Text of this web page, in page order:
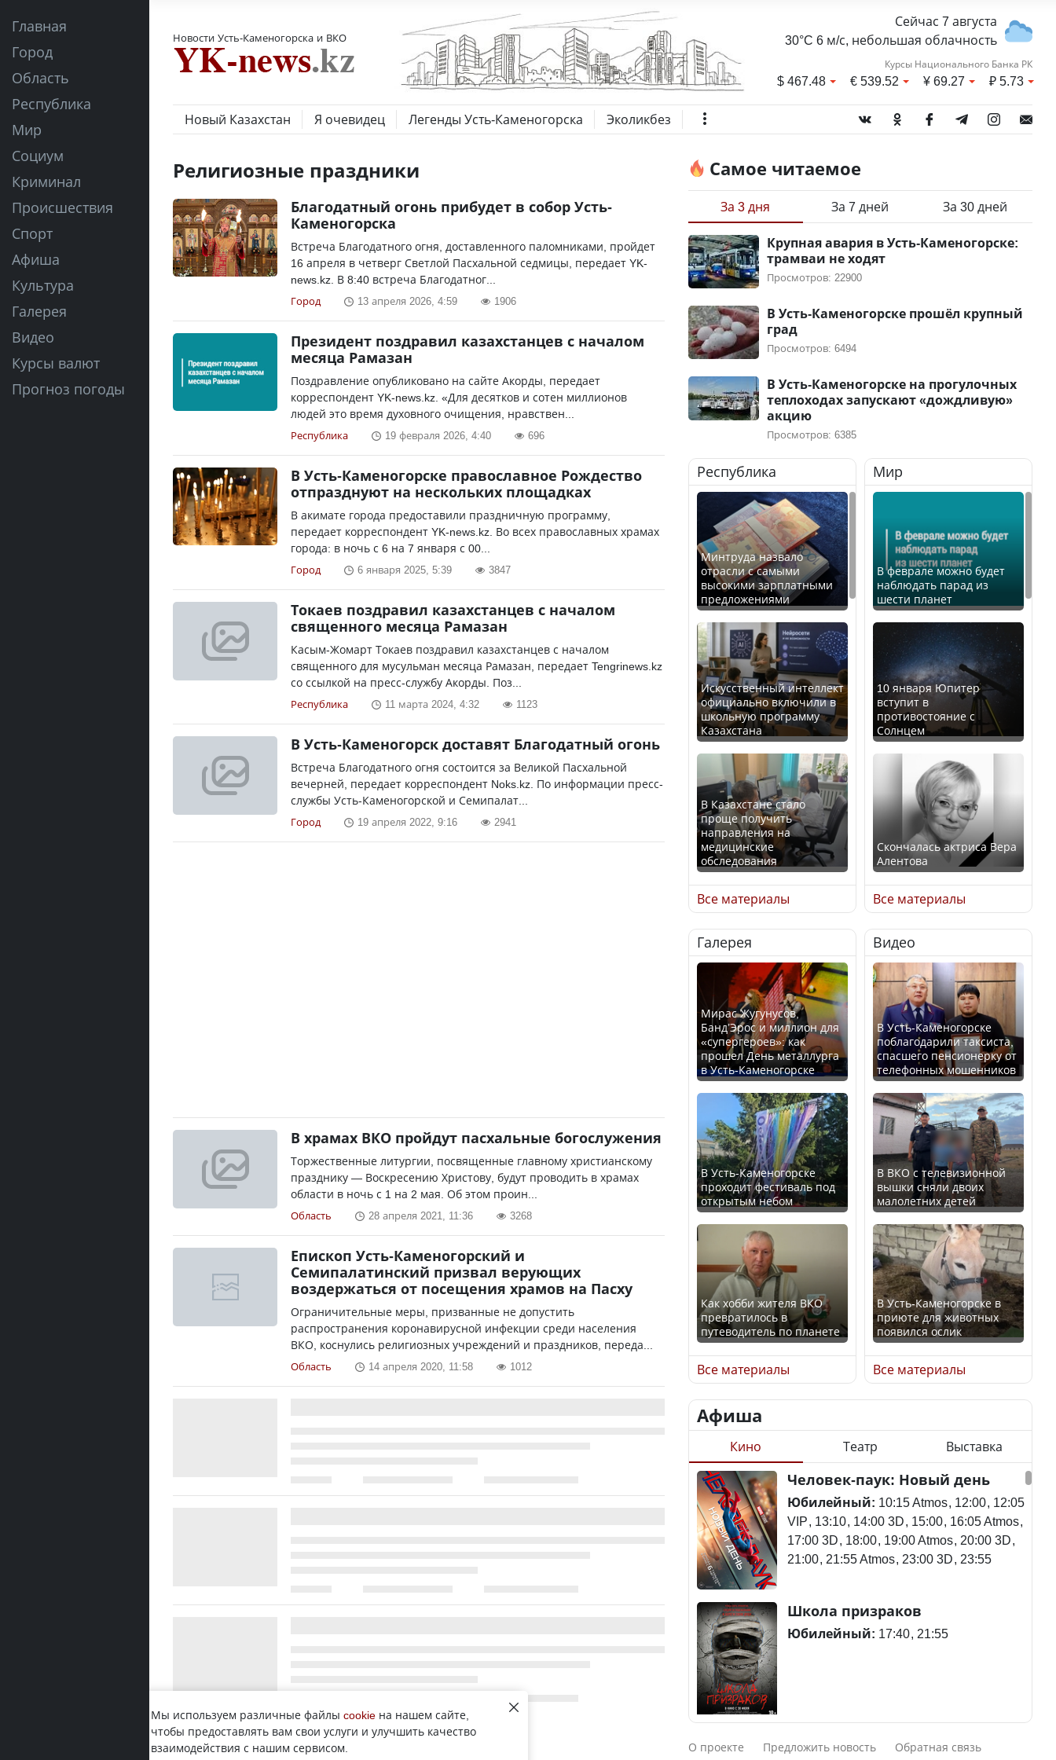
Главная
Город
Область
Республика
Мир
Социум
Криминал
Происшествия
Спорт
Афиша
Культура
Галерея
Видео
Курсы валют
Прогноз погоды
Новости Усть-Каменогорска и ВКО
Сейчас 7 августа
30°C 6 м/с, небольшая облачность
Курсы Национального Банка РК
$467.48 €539.52 ¥69.27 ₽5.73
Новый Казахстан Я очевидец Легенды Усть-Каменогорска Эколикбез
Религиозные праздники
Благодатный огонь прибудет в собор Усть-
Каменогорска
Встреча Благодатного огня, доставленного паломниками, пройдет
16 апреля в четверг Светлой Пасхальной седмицы, передает YK-
news.kz. В 8:40 встреча Благодатног...
Город 13 апреля 2026, 4:59 1906
Президент поздравил казахстанцев с началом
месяца Рамазан
Поздравление опубликовано на сайте Акорды, передает
корреспондент YK-news.kz. «Для десятков и сотен миллионов
людей это время духовного очищения, нравствен...
Республика 19 февраля 2026, 4:40 696
В Усть-Каменогорске православное Рождество
отпразднуют на нескольких площадках
В акимате города предоставили праздничную программу,
передает корреспондент YK-news.kz. Во всех православных храмах
города: в ночь с 6 на 7 января с 00...
Город 6 января 2025, 5:39 3847
Токаев поздравил казахстанцев с началом
священного месяца Рамазан
Касым-Жомарт Токаев поздравил казахстанцев с началом
священного для мусульман месяца Рамазан, передает Tengrinews.kz
со ссылкой на пресс-службу Акорды. Поз...
Республика 11 марта 2024, 4:32 1123
В Усть-Каменогорск доставят Благодатный огонь
Встреча Благодатного огня состоится за Великой Пасхальной
вечерней, передает корреспондент Noks.kz. По информации пресс-
службы Усть-Каменогорской и Семипалат...
Город 19 апреля 2022, 9:16 2941
В храмах ВКО пройдут пасхальные богослужения
Торжественные литургии, посвященные главному христианскому
празднику — Воскресению Христову, будут проводить в храмах
области в ночь с 1 на 2 мая. Об этом проин...
Область 28 апреля 2021, 11:36 3268
Епископ Усть-Каменогорский и
Семипалатинский призвал верующих
воздержаться от посещения храмов на Пасху
Ограничительные меры, призванные не допустить
распространения коронавирусной инфекции среди населения
ВКО, коснулись религиозных учреждений и праздников, переда...
Область 14 апреля 2020, 11:58 1012
Самое читаемое
За 3 дня За 7 дней За 30 дней
Крупная авария в Усть-Каменогорске:
трамваи не ходят
Просмотров: 22900
В Усть-Каменогорске прошёл крупный
град
Просмотров: 6494
В Усть-Каменогорске на прогулочных
теплоходах запускают «дождливую»
акцию
Просмотров: 6385
Республика
Минтруда назвало
отрасли с самыми
высокими зарплатными
предложениями
Искусственный интеллект
официально включили в
школьную программу
Казахстана
В Казахстане стало
проще получить
направления на
медицинские
обследования
Қазақстан Орталық Азия
елдері арасында әл-ауқат
индексінде көш бастады
Казахстан возглавил
рейтинг благополучия
среди стран Центральной
Азии
Будут ли представлены
интересы регионов в
Курултае?
Ең төменгі жалақы,
алимент, экология: жеті
партия сайлаушылармен
нені талқылап жатыр?
алименты, экология — о
чем говорят с
избирателями
представители партий
Министр рассказал, из
чего делают колбасу в
Казахстане
почему казахстанские
Все материалы
Мир
В феврале можно будет
наблюдать парад из
шести планет
10 января Юпитер
вступит в
противостояние с
Солнцем
Скончалась актриса Вера
Алентова
В РФ вынесен заочный
приговор по уголовному
делу об убийстве Игоря
Талькова
В России введены
дополнительные
ограничения для
казахстанских прав
Трамп официально
вступил в должность
президента США
Луну признали объектом
культурного наследия,
находящегося под
угрозой исчезновения
Станет ли
метапневмовирус
эпидемией, рассказали в
ВОЗ
потерпел крушение в
Южной Корее, погибли
120 человек
Актау: Путин принес
Все материалы
Галерея
Мирас Жугунусов,
Банд’Эрос и миллион для
«супергероев»: как
прошел День металлурга
в Усть-Каменогорске
В Усть-Каменогорске
проходит фестиваль под
открытым небом
Как хобби жителя ВКО
превратилось в
путеводитель по планете
Все материалы
Видео
В Усть-Каменогорске
поблагодарили таксиста,
спасшего пенсионерку от
телефонных мошенников
В ВКО с телевизионной
вышки сняли двоих
малолетних детей
В Усть-Каменогорске в
приюте для животных
появился ослик
Все материалы
Афиша
Кино Театр Выставка
Человек-паук: Новый день
Юбилейный: 10:15 Atmos 12:00 12:05
VIP 13:10 14:00 3D 15:00 16:05 Atmos
17:00 3D 18:00 19:00 Atmos 20:00 3D
21:00 21:55 Atmos 23:00 3D 23:55
Школа призраков
Юбилейный: 17:40 21:55
Смешарики сквозь вселенные
О проекте Предложить новость Обратная связь
Мы используем различные файлы cookie на нашем сайте,
чтобы предоставлять вам свои услуги и улучшить качество
взаимодействия с нашим сервисом.